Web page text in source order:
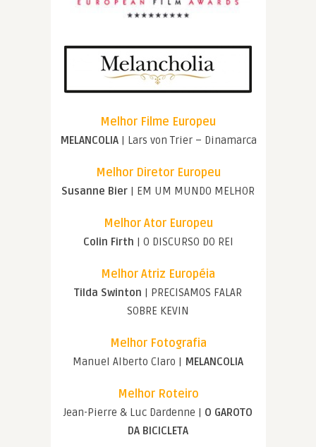
Melhor Filme Europeu
MELANCOLIA| Lars von Trier – Dinamarca
Melhor Diretor Europeu
Susanne Bier | EM UM MUNDO MELHOR
Melhor Ator Europeu
Colin Firth | O DISCURSO DO REI
Melhor Atriz Européia
Tilda Swinton | PRECISAMOS FALAR
SOBRE KEVIN
Melhor Fotografia
Manuel Alberto Claro | MELANCOLIA
Melhor Roteiro
Jean-Pierre & Luc Dardenne | O GAROTO
DA BICICLETA